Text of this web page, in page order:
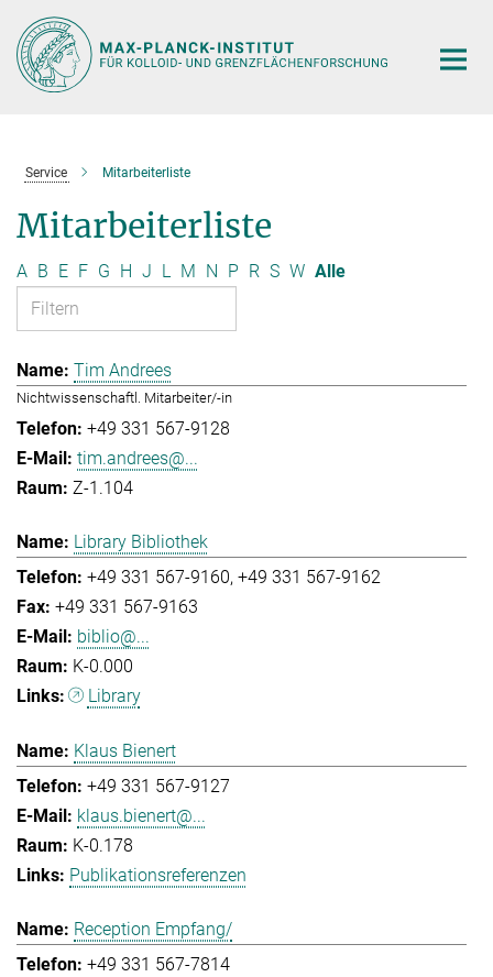
Hauptinhalt
Service Mitarbeiterliste
Mitarbeiterliste
A B E F G H J L M N P R S W Alle
Tim Andrees
Nichtwissenschaftl. Mitarbeiter/-in
+49 331 567-9128
tim.andrees@...
Z-1.104
Library Bibliothek
+49 331 567-9160 +49 331 567-9162
+49 331 567-9163
biblio@...
K-0.000
Library
Klaus Bienert
+49 331 567-9127
klaus.bienert@...
K-0.178
Publikationsreferenzen
Reception Empfang/
+49 331 567-7814